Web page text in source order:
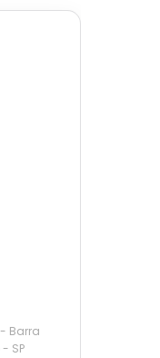
Barra
SP